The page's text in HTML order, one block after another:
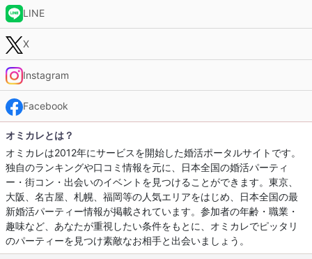
LINE
X
Instagram
Facebook
オミカレとは？
オミカレは2012年にサービスを開始した婚活ポータルサイトです。
独自のランキングや口コミ情報を元に、日本全国の婚活パーティ
ー・街コン・出会いのイベントを見つけることができます。東京、
大阪、名古屋、札幌、福岡等の人気エリアをはじめ、日本全国の最
新婚活パーティー情報が掲載されています。参加者の年齢・職業・
趣味など、あなたが重視したい条件をもとに、オミカレでピッタリ
のパーティーを見つけ素敵なお相手と出会いましょう。